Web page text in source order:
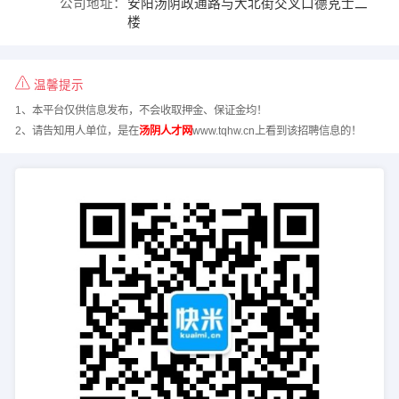
公司地址：
安阳汤阴政通路与大北街交叉口德克士二
楼
温馨提示
1、本平台仅供信息发布，不会收取押金、保证金均！
2、请告知用人单位，是在汤阴人才网www.tqhw.cn上看到该招聘信息的！